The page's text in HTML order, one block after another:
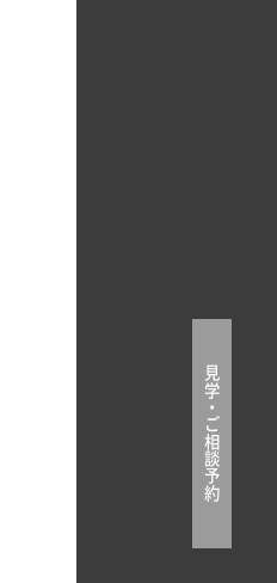
見
学
・
ご
相
談
予
約